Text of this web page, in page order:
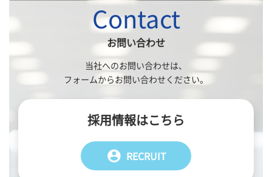
お問い合わせ
Contact
当社へのお問い合わせは、
フォームからお問い合わせください。
採用情報はこちら
account_circle RECRUIT